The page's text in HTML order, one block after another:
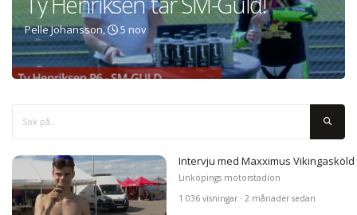
Intervju med Maxximus Vikingasköld
Linköpings motorstadion
1 036 visningar · 2 månader sedan
Pelle Johansson, 5 nov